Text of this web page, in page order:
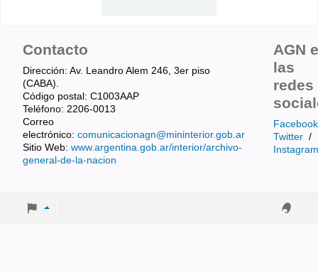
Contacto
Dirección: Av. Leandro Alem 246, 3er piso
(CABA).
Código postal: C1003AAP
Teléfono: 2206-0013
Correo
electrónico: comunicacionagn@mininterior.gob.ar
Sitio Web: www.argentina.gob.ar/interior/archivo-
general-de-la-nacion
AGN
las
redes
Facebook
Twitter /
Instagram